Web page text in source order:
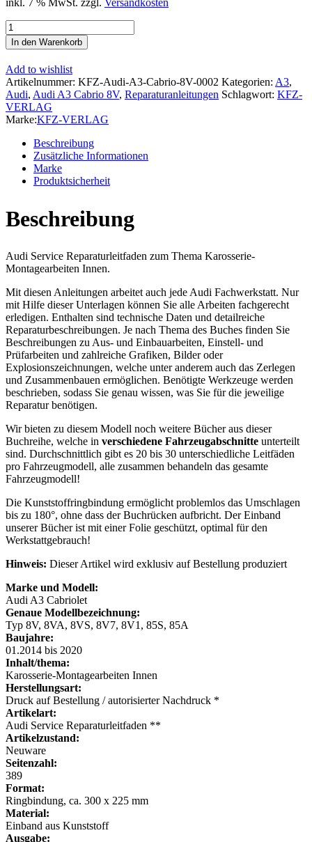
inkl. 7 % MwSt. zzgl. Versandkosten
Audi
A3
Cabriolet
2014-
2020
Karosserie
Montagearbeiten
Innen
Reparaturanleitung
Menge
In den Warenkorb
Add to wishlist
Artikelnummer: KFZ-Audi-A3-Cabrio-8V-0002 Kategorien: A3,
Audi, Audi A3 Cabrio 8V, Reparaturanleitungen Schlagwort: KFZ-
VERLAG
Marke:KFZ-VERLAG
Beschreibung
Zusätzliche Informationen
Marke
Produktsicherheit
Beschreibung
Audi Service Reparaturleitfaden zum Thema Karosserie-
Montagearbeiten Innen.
Mit diesen Anleitungen arbeitet auch jede Audi Fachwerkstatt. Nur
mit Hilfe dieser Unterlagen können Sie alle Arbeiten fachgerecht
erledigen. Enthalten sind technische Daten und detailreiche
Reparaturbeschreibungen. Je nach Thema des Buches finden Sie
Beschreibungen zu Aus- und Einbauarbeiten, Einstell- und
Prüfarbeiten und zahlreiche Grafiken, Bilder oder
Explosionszeichnungen, welche unter anderem auch das Zerlegen
und Zusammenbauen ermöglichen. Benötigte Werkzeuge werden
beschrieben, sodass Sie genau wissen, was Sie für die jeweilige
Reparatur benötigen.
Wir bieten zu diesem Modell noch weitere Bücher aus dieser
Buchreihe, welche in verschiedene Fahrzeugabschnitte unterteilt
sind. Durchschnittlich gibt es 20 bis 30 unterschiedliche Leitfäden
pro Fahrzeugmodell, alle zusammen behandeln das gesamte
Fahrzeugmodell!
Die Kunststoffringbindung ermöglicht problemlos das Umschlagen
bis zu 180°, ohne dass der Buchrücken aufbricht. Der Einband
unserer Bücher ist mit einer Folie geschützt, optimal für den
Werkstattgebrauch!
Hinweis: Dieser Artikel wird exklusiv auf Bestellung produziert
Marke und Modell:
Audi A3 Cabriolet
Genaue Modellbezeichnung:
Typ 8V, 8VA, 8VS, 8V7, 8V1, 85S, 85A
Baujahre:
01.2014 bis 2020
Inhalt/thema:
Karosserie-Montagearbeiten Innen
Herstellungsart:
Druck auf Bestellung / autorisierter Nachdruck *
Artikelart:
Audi Service Reparaturleitfaden **
Artikelzustand:
Neuware
Seitenzahl:
389
Format:
Ringbindung, ca. 300 x 225 mm
Material:
Einband aus Kunststoff
Ausgabe: